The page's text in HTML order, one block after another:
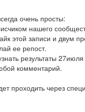
очень просты:
нашего
этой записи и двум
ее репост.
результаты 27июля
комментарий.
проходить через